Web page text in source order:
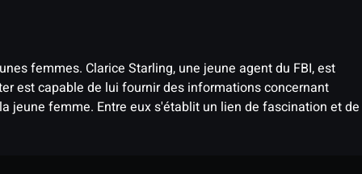
femmes. Clarice Starling, une jeune agent du FBI, est
est capable de lui fournir des informations concernant
jeune femme. Entre eux s'établit un lien de fascination et de